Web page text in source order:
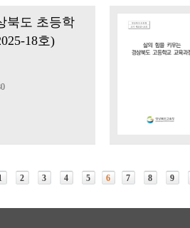
북도 초등학
18호)
2 3 4 5 6 7 8 9